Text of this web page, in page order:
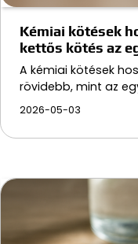
Kémiai kötések
kettős kötés az
A kémiai kötések
rövidebb, mint az
2026-05-03